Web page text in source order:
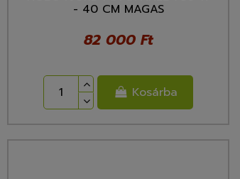
- 40 CM MAGAS
82 000 Ft
Kosárba